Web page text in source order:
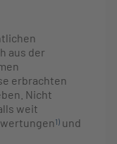
aus der
erbrachten
Nicht
weit
1) und